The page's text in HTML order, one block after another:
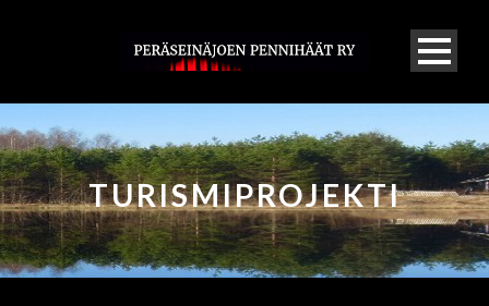
TURISMIPROJEKTI